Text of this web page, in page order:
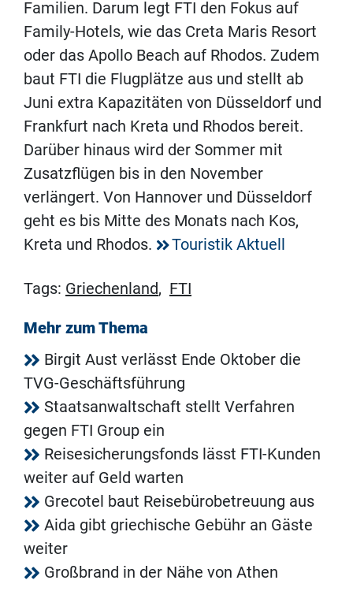
Familien. Darum legt FTI den Fokus auf
Family-Hotels, wie das Creta Maris Resort
oder das Apollo Beach auf Rhodos. Zudem
baut FTI die Flugplätze aus und stellt ab
Juni extra Kapazitäten von Düsseldorf und
Frankfurt nach Kreta und Rhodos bereit.
Darüber hinaus wird der Sommer mit
Zusatzflügen bis in den November
verlängert. Von Hannover und Düsseldorf
geht es bis Mitte des Monats nach Kos,
Kreta und Rhodos.
Touristik Aktuell
Tags: Griechenland, FTI
Mehr zum Thema
Birgit Aust verlässt Ende Oktober die
TVG-Geschäftsführung
Staatsanwaltschaft stellt Verfahren
gegen FTI Group ein
Reisesicherungsfonds lässt FTI-Kunden
weiter auf Geld warten
Grecotel baut Reisebürobetreuung aus
Aida gibt griechische Gebühr an Gäste
weiter
Großbrand in der Nähe von Athen